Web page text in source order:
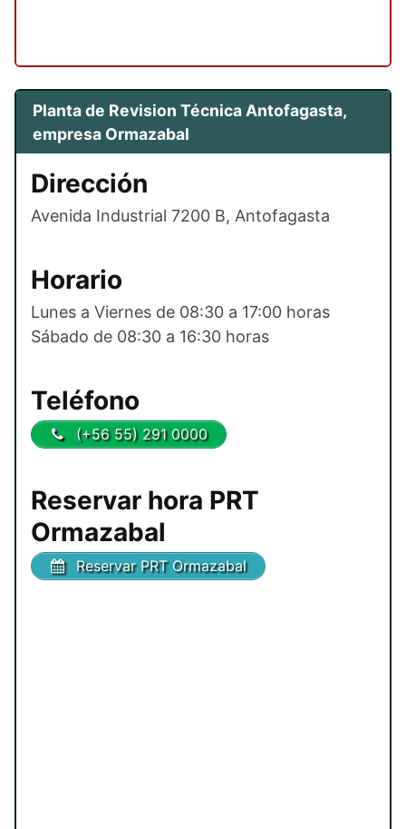
Planta de Revision Técnica Antofagasta,
empresa Ormazabal
Dirección
Avenida Industrial 7200 B, Antofagasta
Horario
Lunes a Viernes de 08:30 a 17:00 horas
Sábado de 08:30 a 16:30 horas
Teléfono
(+56 55) 291 0000
Reservar hora PRT
Ormazabal
Reservar PRT Ormazabal